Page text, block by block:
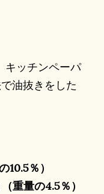
キッチンペーパ
油抜きをした
10.5％）
重量の4.5％）